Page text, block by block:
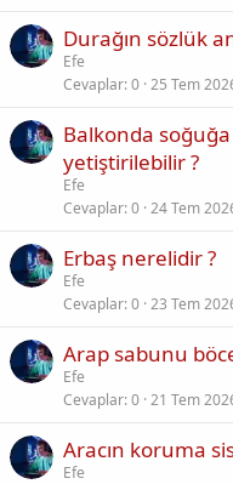
Durağın sözlük
Efe
Cevaplar 0 25 Tem
Balkonda
yetiştirilebilir ?
Efe
Cevaplar 0 24 Tem
Erbaş nerelidir ?
Efe
Cevaplar 0 23 Tem
Arap sabunu
Efe
Cevaplar 0 21 Tem
Aracın koruma
Efe